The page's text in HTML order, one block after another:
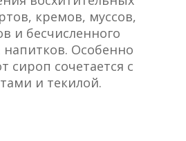
кремов, муссов,
и бесчисленного
напитков. Особенно
сироп сочетается с
и текилой.